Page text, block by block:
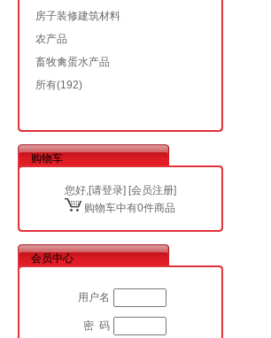
房子装修建筑材料
农产品
畜牧禽蛋水产品
所有(192)
购物车
您好,[请登录] [会员注册]
购物车中有0件商品
会员中心
用户名
密 码